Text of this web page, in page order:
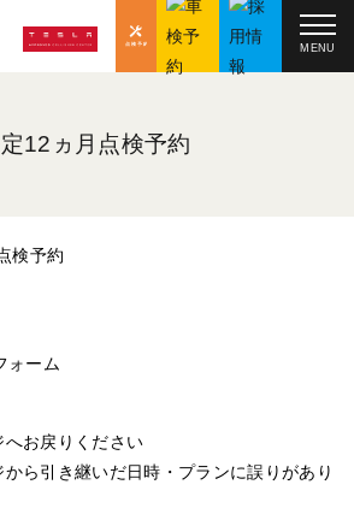
MENU
12ヵ月点検予約
検予約
ォーム
お戻りください
ら引き継いだ日時・プランに誤りがあり